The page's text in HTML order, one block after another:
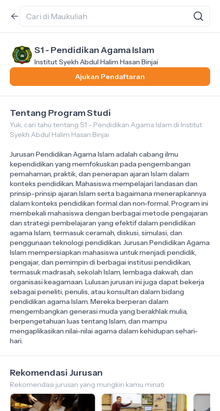
S1 - Pendidikan Agama Islam
Institut Syekh Abdul Halim Hasan Binjai
Ajukan Pendaftaran
Tentang Program Studi
Yuk, cari tahu tentang S1 - Pendidikan Agama Islam di Institut
Syekh Abdul Halim Hasan Binjai
Jurusan Pendidikan Agama Islam adalah cabang ilmu
kependidikan yang memfokuskan pada pengembangan
pemahaman, praktik, dan penerapan ajaran Islam dalam
konteks pendidikan. Mahasiswa mempelajari landasan dan
prinsip-prinsip ajaran Islam serta bagaimana menerapkannya
dalam konteks pendidikan formal dan non-formal. Program ini
membekali mahasiswa dengan berbagai metode pengajaran
dan strategi pembelajaran yang efektif dalam pendidikan
agama Islam, termasuk ceramah, diskusi, simulasi, dan
penggunaan teknologi pendidikan. Jurusan Pendidikan Agama
Islam mempersiapkan mahasiswa untuk menjadi pendidik,
pengajar, dan pemimpin di berbagai institusi pendidikan,
termasuk madrasah, sekolah Islam, lembaga dakwah, dan
organisasi keagamaan. Lulusan jurusan ini juga dapat bekerja
sebagai peneliti, penulis, atau konsultan dalam bidang
pendidikan agama Islam. Mereka berperan dalam
mengembangkan generasi muda yang berakhlak mulia,
berpengetahuan luas tentang Islam, dan mampu
mengaplikasikan nilai-nilai agama dalam kehidupan sehari-
Rekomendasi Jurusan
Rekomendasi jurusan yang mungkin kamu minati